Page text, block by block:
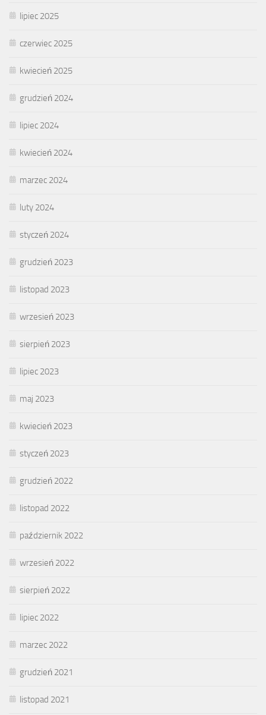
lipiec 2025
czerwiec 2025
kwiecień 2025
grudzień 2024
lipiec 2024
kwiecień 2024
marzec 2024
luty 2024
styczeń 2024
grudzień 2023
listopad 2023
wrzesień 2023
sierpień 2023
lipiec 2023
maj 2023
kwiecień 2023
styczeń 2023
grudzień 2022
listopad 2022
październik 2022
wrzesień 2022
sierpień 2022
lipiec 2022
marzec 2022
grudzień 2021
listopad 2021